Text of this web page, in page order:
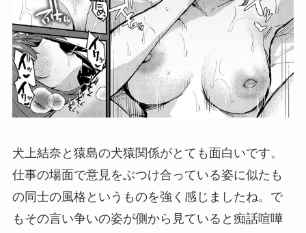
犬上結奈と猿島の犬猿関係がとても面白いです。
仕事の場面で意見をぶつけ合っている姿に似たも
の同士の風格というものを強く感じましたね。で
もその言い争いの姿が側から見ていると痴話喧嘩